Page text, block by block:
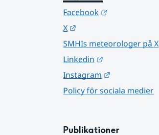
Facebook
X
SMHIs meteorologer på X
Linkedin
Instagram
Policy för sociala medier
Publikationer